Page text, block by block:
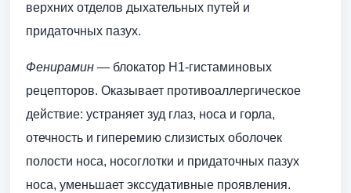
верхних отделов дыхательных путей и
придаточных пазух.
Фенирамин — блокатор H1-гистаминовых
рецепторов. Оказывает противоаллергическое
действие: устраняет зуд глаз, носа и горла,
отечность и гиперемию слизистых оболочек
полости носа, носоглотки и придаточных пазух
носа, уменьшает экссудативные проявления.